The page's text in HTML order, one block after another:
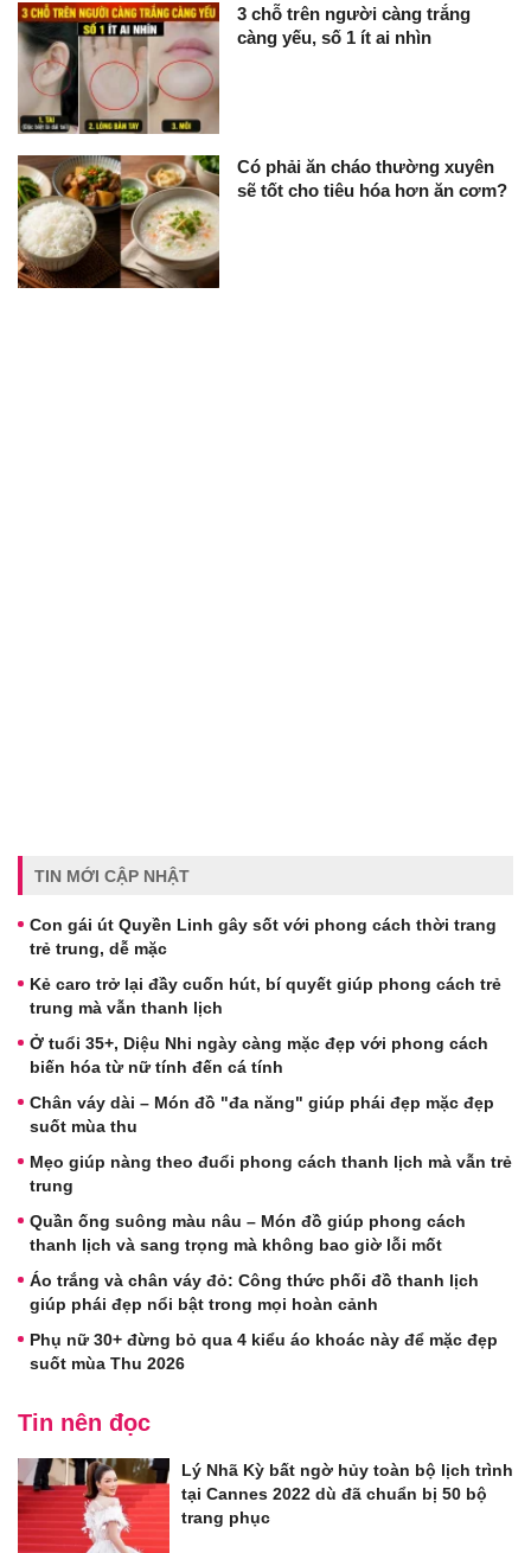
3 chỗ trên người càng trắng
càng yếu, số 1 ít ai nhìn
Có phải ăn cháo thường xuyên
sẽ tốt cho tiêu hóa hơn ăn cơm?
TIN MỚI CẬP NHẬT
Con gái út Quyền Linh gây sốt với phong cách thời trang
trẻ trung, dễ mặc
Kẻ caro trở lại đầy cuốn hút, bí quyết giúp phong cách trẻ
trung mà vẫn thanh lịch
Ở tuổi 35+, Diệu Nhi ngày càng mặc đẹp với phong cách
biến hóa từ nữ tính đến cá tính
Chân váy dài – Món đồ "đa năng" giúp phái đẹp mặc đẹp
suốt mùa thu
Mẹo giúp nàng theo đuổi phong cách thanh lịch mà vẫn trẻ
trung
Quần ống suông màu nâu – Món đồ giúp phong cách
thanh lịch và sang trọng mà không bao giờ lỗi mốt
Áo trắng và chân váy đỏ: Công thức phối đồ thanh lịch
giúp phái đẹp nổi bật trong mọi hoàn cảnh
Phụ nữ 30+ đừng bỏ qua 4 kiểu áo khoác này để mặc đẹp
suốt mùa Thu 2026
Tin nên đọc
Lý Nhã Kỳ bất ngờ hủy toàn bộ lịch trình
tại Cannes 2022 dù đã chuẩn bị 50 bộ
trang phục